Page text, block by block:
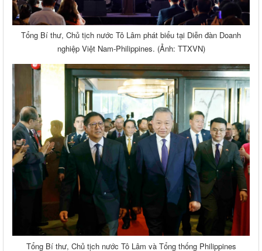
Tổng Bí thư, Chủ tịch nước Tô Lâm phát biểu tại Diễn đàn Doanh
nghiệp Việt Nam-Philippines. (Ảnh: TTXVN)
Tổng Bí thư, Chủ tịch nước Tô Lâm và Tổng thống Philippines